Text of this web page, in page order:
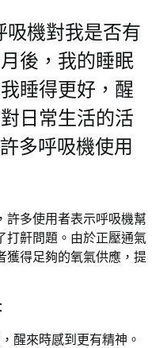
吸機對我是否有
後，我的睡眠
睡得更好，醒
日常生活的活
多呼吸機使用
許多使用者表示呼吸機幫
打鼾問題。由於正壓通氣
獲得足夠的氧氣供應，提
醒來時感到更有精神。